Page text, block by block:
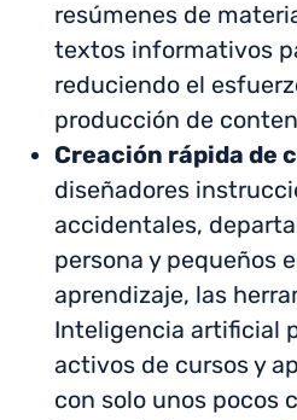
resúmenes de
textos informativos
reduciendo el
producción de
Creación rápida de
diseñadores
accidentales,
persona y pequeños
aprendizaje, las
Inteligencia artificial
activos de cursos y
con solo unos pocos